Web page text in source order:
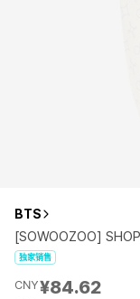
BTS
[SOWOOZOO]
独家销售
CNY¥84.62